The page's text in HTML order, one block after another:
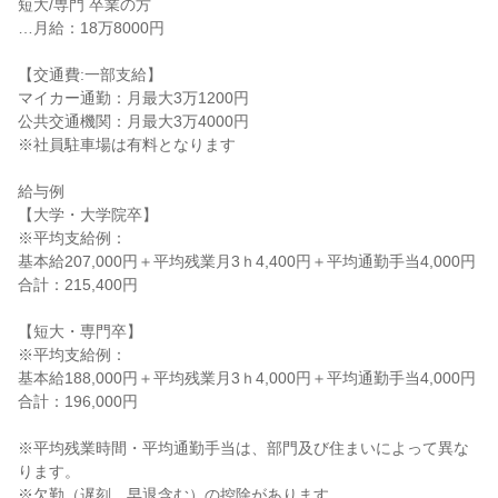
短大/専門 卒業の方
…月給：18万8000円
【交通費:一部支給】
マイカー通勤：月最大3万1200円
公共交通機関：月最大3万4000円
※社員駐車場は有料となります
給与例
【大学・大学院卒】
※平均支給例：
基本給207,000円＋平均残業月3ｈ4,400円＋平均通勤手当4,000円
合計：215,400円
【短大・専門卒】
※平均支給例：
基本給188,000円＋平均残業月3ｈ4,000円＋平均通勤手当4,000円
合計：196,000円
※平均残業時間・平均通勤手当は、部門及び住まいによって異な
ります。